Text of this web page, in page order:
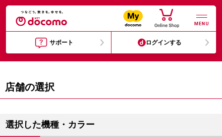
MENU
サポート ログインする
店舗の選択
選択した機種・カラー